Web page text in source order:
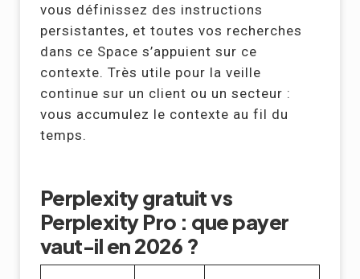
vous définissez des instructions
persistantes, et toutes vos recherches
dans ce Space s’appuient sur ce
contexte. Très utile pour la veille
continue sur un client ou un secteur :
vous accumulez le contexte au fil du
temps.
Perplexity gratuit vs
Perplexity Pro : que payer
vaut-il en 2026 ?